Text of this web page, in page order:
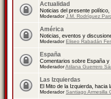
Actualidad
Noticias del presente político,
ModeradorJ.M. Rodríguez
América
Noticias, eventos y
ModeradorEliseo Rabadán
España
Comentarios sobre España y
ModeradorAtilana Guerrero
Las Izquierdas
El Mito de la Izquierda, hacia
ModeradorSantiago Armesilla